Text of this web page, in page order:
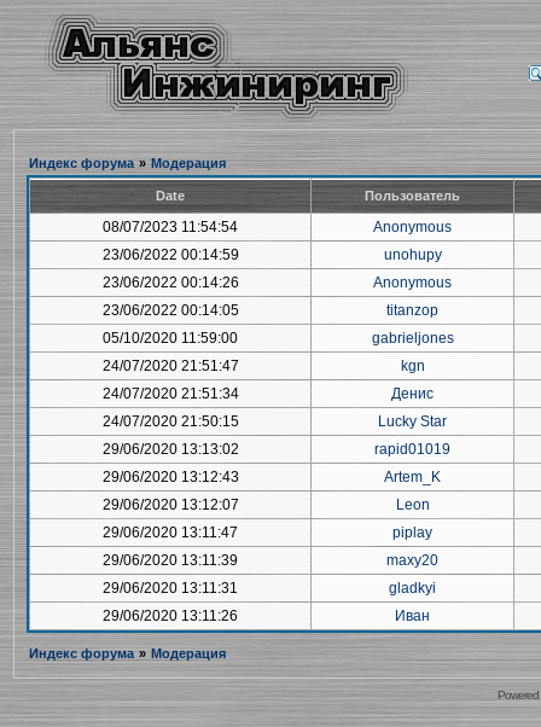
Индекс форума » Модерация
Date Пользователь
08/07/2023 11:54:54
Anonymous
23/06/2022 00:14:59
unohupy
23/06/2022 00:14:26
Anonymous
23/06/2022 00:14:05
titanzop
05/10/2020 11:59:00
gabrieljones
24/07/2020 21:51:47
kgn
24/07/2020 21:51:34
Денис
24/07/2020 21:50:15
Lucky Star
29/06/2020 13:13:02
rapid01019
29/06/2020 13:12:43
Artem_K
29/06/2020 13:12:07
Leon
29/06/2020 13:11:47
piplay
29/06/2020 13:11:39
maxy20
29/06/2020 13:11:31
gladkyi
29/06/2020 13:11:26
Иван
Индекс форума » Модерация